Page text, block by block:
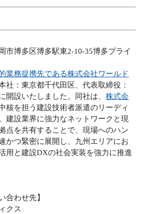
博多区博多駅東2-10-35博多プライ
業務提携先である株式会社ワールド
本社：東京都千代田区、代表取締役：
開設いたしました。同社は、株式会
核を担う建設技術者派遣のリーディ
建設業界に強力なネットワークと現
点を共有することで、現場へのハン
かつ緊密に展開し、九州エリアにお
用と建設DXの社会実装を強力に推進
合わせ先】
クス